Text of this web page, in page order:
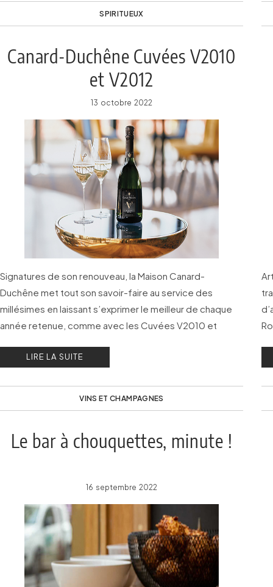
SPIRITUEUX
Canard-Duchêne Cuvées V2010
et V2012
13 octobre 2022
Signatures de son renouveau, la Maison Canard-
Duchêne met tout son savoir-faire au service des
millésimes en laissant s’exprimer le meilleur de chaque
année retenue, comme avec les Cuvées V2010 et
LIRE LA SUITE
VINS ET CHAMPAGNES
Le bar à chouquettes, minute !
16 septembre 2022